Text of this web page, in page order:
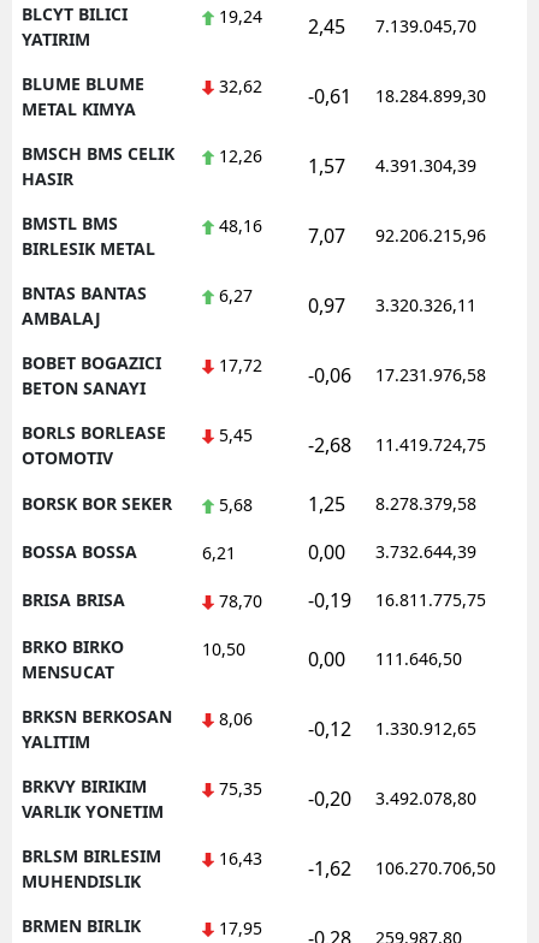
BLCYT BILICI
YATIRIM
19,24 2,45 7.139.045,70
BLUME BLUME
METAL KIMYA
32,62 -0,61 18.284.899,30
BMSCH BMS CELIK
HASIR
12,26 1,57 4.391.304,39
BMSTL BMS
BIRLESIK METAL
48,16 7,07 92.206.215,96
BNTAS BANTAS
AMBALAJ
6,27 0,97 3.320.326,11
BOBET BOGAZICI
BETON SANAYI
17,72 -0,06 17.231.976,58
BORLS BORLEASE
OTOMOTIV
5,45 -2,68 11.419.724,75
BORSK BOR SEKER 5,68 1,25 8.278.379,58
BOSSA BOSSA 6,21 0,00 3.732.644,39
BRISA BRISA 78,70 -0,19 16.811.775,75
BRKO BIRKO
MENSUCAT
10,50 0,00 111.646,50
BRKSN BERKOSAN
YALITIM
8,06 -0,12 1.330.912,65
BRKVY BIRIKIM
VARLIK YONETIM
75,35 -0,20 3.492.078,80
BRLSM BIRLESIM
MUHENDISLIK
16,43 -1,62 106.270.706,50
BRMEN BIRLIK
17,95 259.987,80